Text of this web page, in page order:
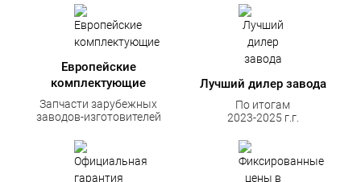
Европейские
комплектующие
Запчасти зарубежных
заводов-изготовителей
Лучший дилер завода
По итогам
2023-2025 г.г.